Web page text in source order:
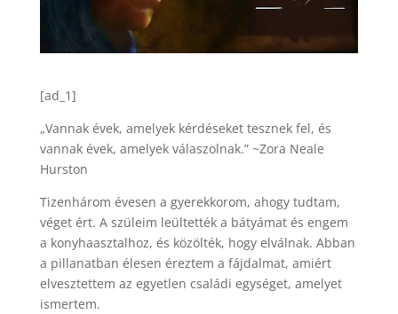
[ad_1]
„Vannak évek, amelyek kérdéseket tesznek fel, és
vannak évek, amelyek válaszolnak.” ~Zora Neale
Hurston
Tizenhárom évesen a gyerekkorom, ahogy tudtam,
véget ért. A szüleim leültették a bátyámat és engem
a konyhaasztalhoz, és közölték, hogy elválnak. Abban
a pillanatban élesen éreztem a fájdalmat, amiért
elvesztettem az egyetlen családi egységet, amelyet
ismertem.